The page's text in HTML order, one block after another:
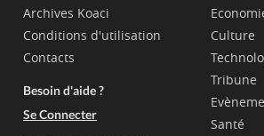
Archives Koaci
Conditions d'utilisation
Contacts
Besoin d'aide ?
Se Connecter
Culture
Tribune
Santé